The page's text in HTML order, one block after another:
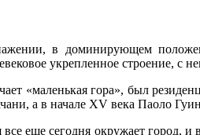
в доминирующем
укрепленное строение, с
«маленькая гора», был
а в начале XV века Паоло
все еще сегодня окружает